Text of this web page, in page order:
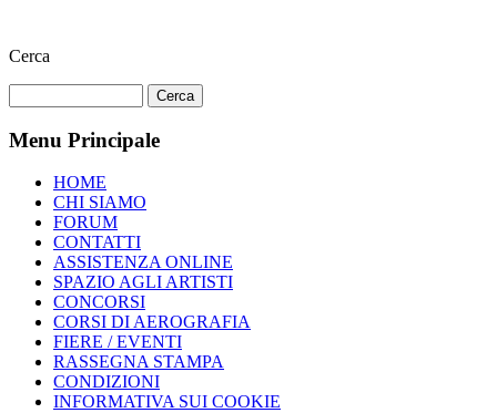
Cerca
Menu Principale
HOME
CHI SIAMO
FORUM
CONTATTI
ASSISTENZA ONLINE
SPAZIO AGLI ARTISTI
CONCORSI
CORSI DI AEROGRAFIA
FIERE / EVENTI
RASSEGNA STAMPA
CONDIZIONI
INFORMATIVA SUI COOKIE